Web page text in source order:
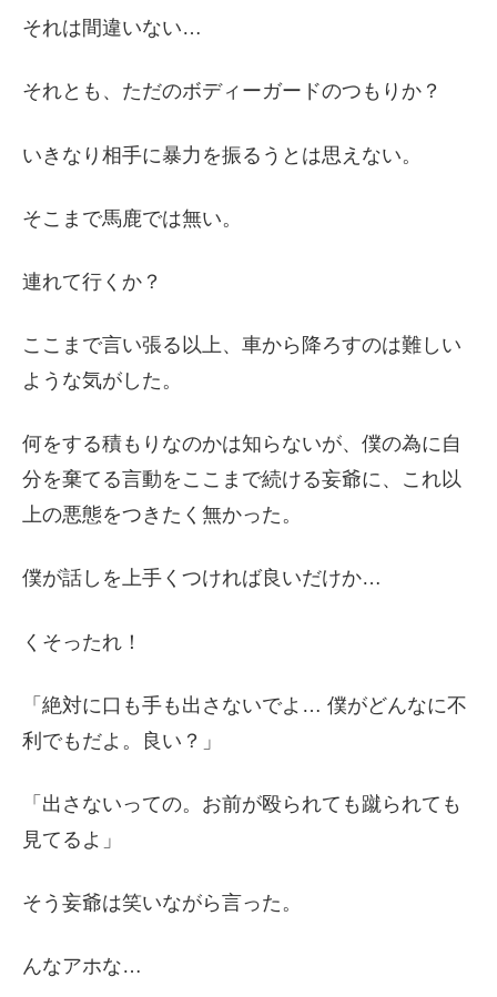
それは間違いない…
それとも、ただのボディーガードのつもりか？
いきなり相手に暴力を振るうとは思えない。
そこまで馬鹿では無い。
連れて行くか？
ここまで言い張る以上、車から降ろすのは難しい
ような気がした。
何をする積もりなのかは知らないが、僕の為に自
分を棄てる言動をここまで続ける妄爺に、これ以
上の悪態をつきたく無かった。
僕が話しを上手くつければ良いだけか…
くそったれ！
「絶対に口も手も出さないでよ… 僕がどんなに不
利でもだよ。良い？」
「出さないっての。お前が殴られても蹴られても
見てるよ」
そう妄爺は笑いながら言った。
んなアホな…